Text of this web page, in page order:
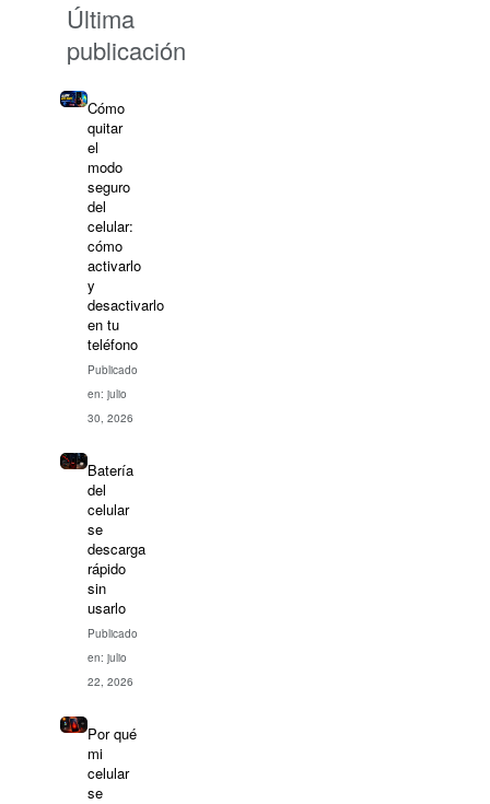
Última
publicación
Cómo
quitar
el
modo
seguro
del
celular:
cómo
activarlo
y
desactivarlo
en tu
teléfono
Publicado
en: julio
30, 2026
Batería
del
celular
se
descarga
rápido
sin
usarlo
Publicado
en: julio
22, 2026
Por qué
mi
celular
se